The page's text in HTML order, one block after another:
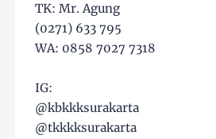
TK: Mr. Agung
(0271) 633 795
WA: 0858 7027 7318
IG:
@kbkkksurakarta
@tkkkksurakarta